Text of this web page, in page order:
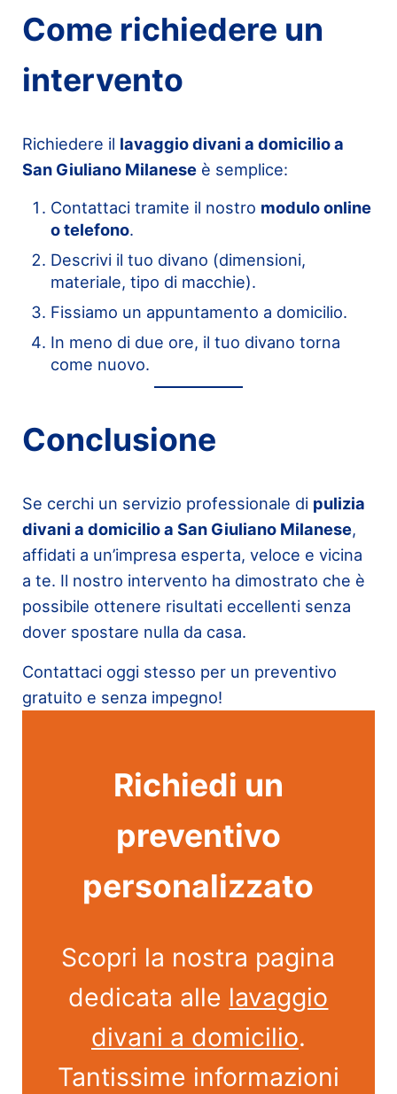
Come richiedere un
intervento
Richiedere il lavaggio divani a domicilio a
San Giuliano Milaneseè semplice:
Contattaci tramite il nostro modulo online
o telefono.
Descrivi il tuo divano (dimensioni,
materiale, tipo di macchie).
Fissiamo un appuntamento a domicilio.
In meno di due ore, il tuo divano torna
come nuovo.
Conclusione
Se cerchi un servizio professionale di pulizia
divani a domicilio a San Giuliano Milanese,
affidati a un’impresa esperta, veloce e vicina
a te. Il nostro intervento ha dimostrato che è
possibile ottenere risultati eccellenti senza
dover spostare nulla da casa.
Contattaci oggi stesso per un preventivo
gratuito e senza impegno!
Richiedi un
preventivo
personalizzato
Scopri la nostra pagina
dedicata alle lavaggio
divani a domicilio.
Tantissime informazioni